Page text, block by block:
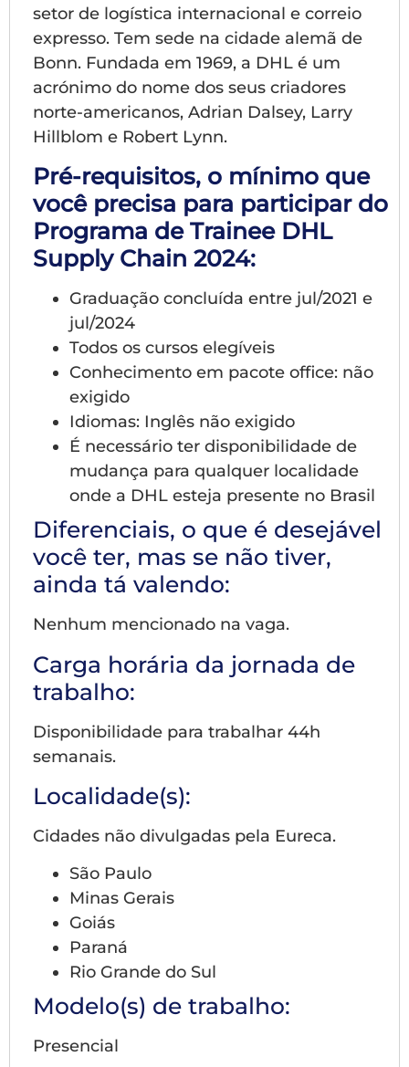
setor de logística internacional e correio
expresso. Tem sede na cidade alemã de
Bonn. Fundada em 1969, a DHL é um
acrónimo do nome dos seus criadores
norte-americanos, Adrian Dalsey, Larry
Hillblom e Robert Lynn.
Pré-requisitos, o mínimo que
você precisa para participar do
Programa de Trainee DHL
Supply Chain 2024:
Graduação concluída entre jul/2021 e
jul/2024
Todos os cursos elegíveis
Conhecimento em pacote office: não
exigido
Idiomas: Inglês não exigido
É necessário ter disponibilidade de
mudança para qualquer localidade
onde a DHL esteja presente no Brasil
Diferenciais, o que é desejável
você ter, mas se não tiver,
ainda tá valendo:
Nenhum mencionado na vaga.
Carga horária da jornada de
trabalho:
Disponibilidade para trabalhar 44h
semanais.
Localidade(s):
Cidades não divulgadas pela Eureca.
São Paulo
Minas Gerais
Goiás
Paraná
Rio Grande do Sul
Modelo(s) de trabalho:
Presencial